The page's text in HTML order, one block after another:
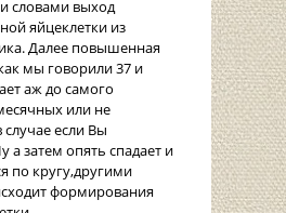
словами выход
яйцеклетки из
Далее повышенная
мы говорили 37 и
аж до самого
или не
случае если Вы
а затем опять спадает и
по кругу,другими
формирования